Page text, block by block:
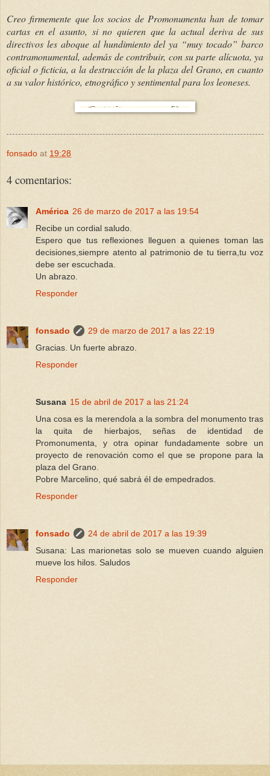
Creo firmemente que los socios de Promonumenta han de tomar
cartas en el asunto, si no quieren que la actual deriva de sus
directivos les aboque al hundimiento del ya “muy tocado” barco
contramonumental, además de contribuir, con su parte alícuota, ya
oficial o ficticia, a la destrucción de la plaza del Grano, en cuanto
a su valor histórico, etnográfico y sentimental para los leoneses.
fonsado at 19:28
4 comentarios:
América 26 de marzo de 2017 a las 19:54
Recibe un cordial saludo.
Espero que tus reflexiones lleguen a quienes toman las
decisiones,siempre atento al patrimonio de tu tierra,tu voz
debe ser escuchada.
Un abrazo.
Responder
fonsado
29 de marzo de 2017 a las 22:19
Gracias. Un fuerte abrazo.
Responder
Susana 15 de abril de 2017 a las 21:24
Una cosa es la merendola a la sombra del monumento tras
la quita de hierbajos, señas de identidad de
Promonumenta, y otra opinar fundadamente sobre un
proyecto de renovación como el que se propone para la
plaza del Grano.
Pobre Marcelino, qué sabrá él de empedrados.
Responder
fonsado
24 de abril de 2017 a las 19:39
Susana: Las marionetas solo se mueven cuando alguien
mueve los hilos. Saludos
Responder